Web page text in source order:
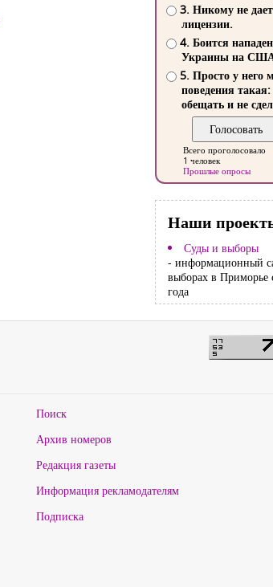
3. Никому не
лицензии.
4. Боится
Украины на
5. Просто у него
поведения такая:
обещать и не
Всего проголосовало
1 человек
Прошлые опросы
Наши
Суды и выборы
- информационный
выборах в Приморье
года
Поиск
Архив номеров
Редакция газеты
Информация рекламодателям
Подписка